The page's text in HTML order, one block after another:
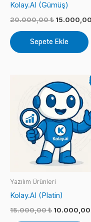
Kolay.AI (Gümüş)
20.000,00₺ Orijinal
20.000,00
15.000,00
Sepete Ekle
Yazılım Ürünleri
Kolay.AI (Platin)
15.000,00₺ Orijinal
10.000,00